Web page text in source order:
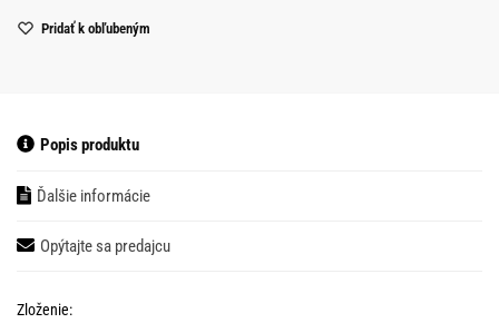
Pridať k obľubeným
Popis produktu
Ďalšie informácie
Opýtajte sa predajcu
Zloženie: